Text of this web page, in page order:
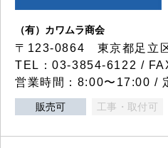
（有）カワムラ商会
〒123-0864 東京都足立
TEL：03-3854-6122 /
営業時間：8:00〜17:00 /
販売可 工事・取付可